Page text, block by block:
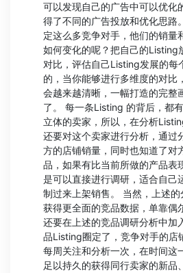
可以发现自己的广告中可以优化
得了不同的广告投放和优化思路
定这么多竞争对手，他们的销量
如何变化的呢？把自己的Listing
对比，评估自己Listing发展的每
的，当你能够进行多维度的对比
会越来越清晰，一幅打造的完整
了。 每一条Listing 的背后，都
立体的卖家，所以，在分析
还要对这个卖家进行分析，通过
方的店铺销量，同时也知道了对
品，如果有比当前所做的产品表
是可以直接进行调研，适合自己
制过来上架销售。 当然，上述
获得更全面的竞品数据，单靠偶
还要在上述的竞品调研分析中加
品Listing圈定了，竞争对手的店
每周关注和分析一次，在时间这
足以持久的获得同行卖家的新品